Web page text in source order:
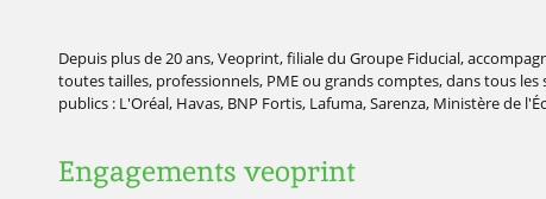
Depuis plus de 20 ans, Veoprint, filiale du Groupe Fiducial,
toutes tailles, professionnels, PME ou grands comptes, dans tous
publics : L'Oréal, Havas, BNP Fortis, Lafuma, Sarenza, Ministère de
Engagements veoprint